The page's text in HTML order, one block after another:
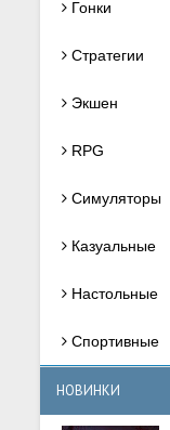
Гонки
Стратегии
Экшен
RPG
Симуляторы
Казуальные
Настольные
Спортивные
НОВИНКИ